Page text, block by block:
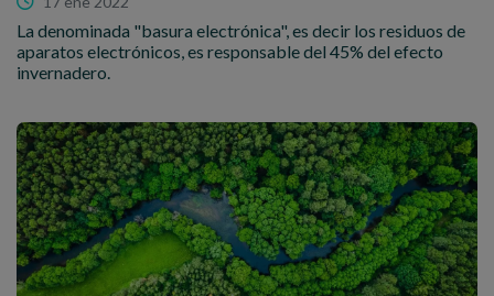
La denominada "basura electrónica", es decir los residuos de
aparatos electrónicos, es responsable del 45% del efecto
invernadero.